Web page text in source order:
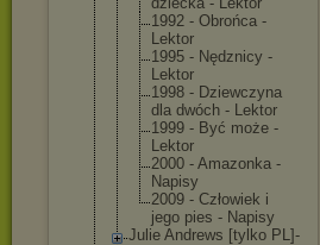
1992 - Obrońca -
Lektor
1995 - Nędznicy -
Lektor
1998 - Dziewczyna
dla dwóch - Lektor
1999 - Być może -
Lektor
2000 - Amazonka -
Napisy
2009 - Człowiek i
jego pies - Napisy
Julie Andrews [tylko PL]-